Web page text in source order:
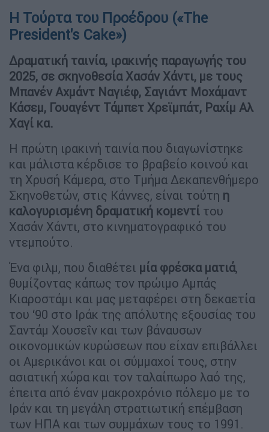
Η Τούρτα του Προέδρου («The
President's Cake»)
Δραματική ταινία, ιρακινής παραγωγής του
2025, σε σκηνοθεσία Χασάν Χάντι, με τους
Μπανέν Αχμάντ Ναγιέφ, Σαγιάντ Μοχάμαντ
Κάσεμ, Γουαγέντ Τάμπετ Χρεϊμπάτ, Ραχίμ Αλ
Χαγί κα.
Η πρώτη ιρακινή ταινία που διαγωνίστηκε
και μάλιστα κέρδισε το βραβείο κοινού και
τη Χρυσή Κάμερα, στο Τμήμα Δεκαπενθήμερο
Σκηνοθετών, στις Κάννες, είναι τούτη η
καλογυρισμένη δραματική κομεντί του
Χασάν Χάντι, στο κινηματογραφικό του
ντεμπούτο.
Ένα φιλμ, που διαθέτει μία φρέσκα ματιά,
θυμίζοντας κάπως τον πρώιμο Αμπάς
Κιαροστάμι και μας μεταφέρει στη δεκαετία
του ‘90 στο Ιράκ της απόλυτης εξουσίας του
Σαντάμ Χουσεΐν και των βάναυσων
οικονομικών κυρώσεων που είχαν επιβάλλει
οι Αμερικάνοι και οι σύμμαχοί τους, στην
ασιατική χώρα και τον ταλαίπωρο λαό της,
έπειτα από έναν μακροχρόνιο πόλεμο με το
Ιράν και τη μεγάλη στρατιωτική επέμβαση
των ΗΠΑ και των συμμάχων τους το 1991.